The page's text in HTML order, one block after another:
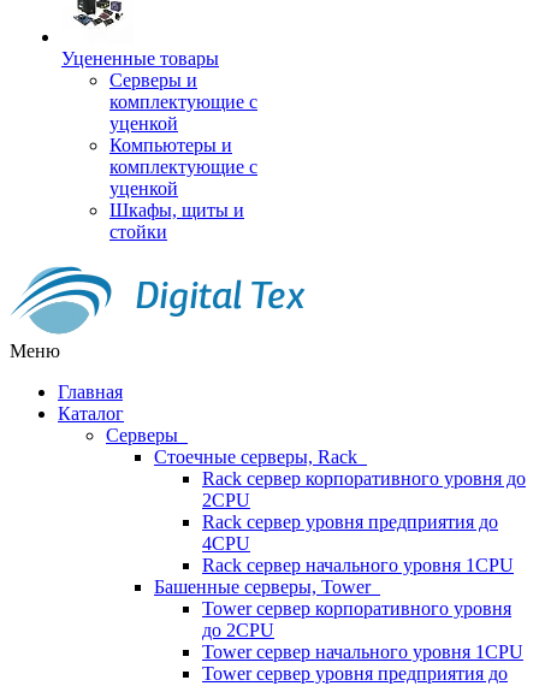
Уцененные товары
Серверы и
комплектующие с
уценкой
Компьютеры и
комплектующие с
уценкой
Шкафы, щиты и
стойки
Меню
Главная
Каталог
Серверы
Стоечные серверы, Rack
Rack сервер корпоративного уровня до
2CPU
Rack сервер уровня предприятия до
4CPU
Rack сервер начального уровня 1CPU
Башенные серверы, Tower
Tower сервер корпоративного уровня
до 2CPU
Tower сервер начального уровня 1CPU
Tower сервер уровня предприятия до